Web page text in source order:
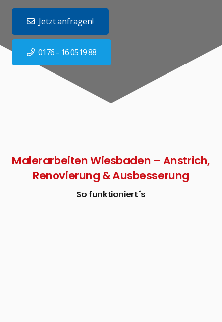
Jetzt anfragen!
0176 – 16 0519 88
Malerarbeiten Wiesbaden – Anstrich,
Renovierung & Ausbesserung
So funktioniert´s